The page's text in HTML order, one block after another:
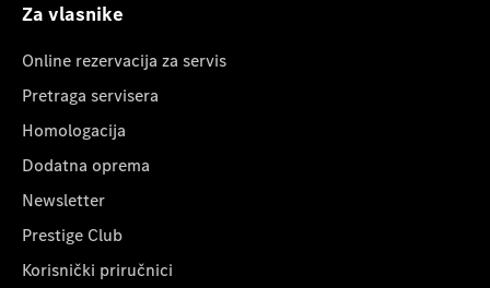
Za vlasnike
Online rezervacija za servis
Pretraga servisera
Homologacija
Dodatna oprema
Newsletter
Prestige Club
Korisnički priručnici